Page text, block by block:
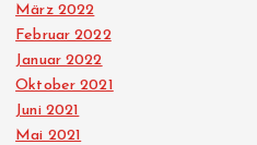
März 2022
Februar 2022
Januar 2022
Oktober 2021
Juni 2021
Mai 2021